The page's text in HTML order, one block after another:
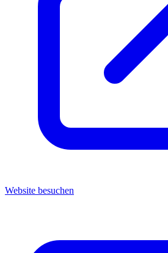
Website besuchen